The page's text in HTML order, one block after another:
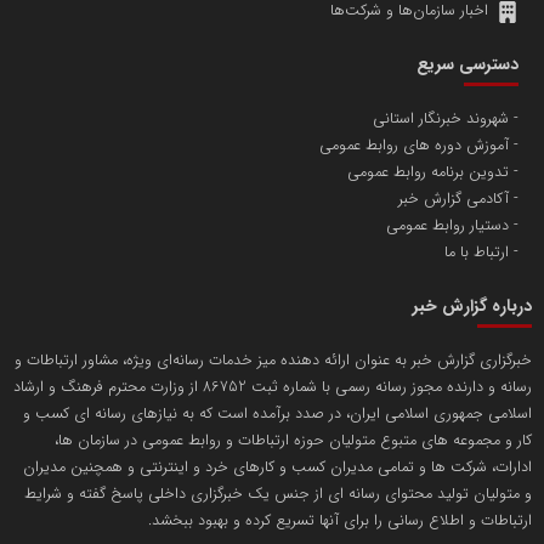
پایگاه اطلاع رسانی اعتلای نهادهای مردمی
پایگاه اطلاع رسانی دریا و نفت
تامین آهن اسفنجی تولیدکنندگان فولاد در کشور
تریبون
انتشار گسترده محتوا در رسانه گزارش خبر
مسعودصادقی
محمدعلی کرمعلی
اخبار سازمان‌ها و شرکت‌ها
دسترسی سریع
شهروند خبرنگار استانی
آموزش دوره های روابط عمومی
تدوین برنامه روابط عمومی
آکادمی گزارش خبر
دستیار روابط عمومی
ارتباط با ما
درباره گزارش خبر
خبرگزاری گزارش خبر به عنوان ارائه دهنده میز خدمات رسانه‌ای ویژه، مشاور ارتباطات و
رسانه و دارنده مجوز رسانه رسمی با شماره ثبت 86752 از وزارت محترم فرهنگ و ارشاد
اسلامی جمهوری اسلامی ایران، در صدد برآمده است که به نیازهای رسانه ای کسب و
کار و مجموعه های متبوع متولیان حوزه ارتباطات و روابط عمومی در سازمان ها،
ادارات، شرکت ها و تمامی مدیران کسب و کارهای خرد و اینترنتی و همچنین مدیران
و متولیان تولید محتوای رسانه ای از جنس یک خبرگزاری داخلی پاسخ گفته و شرایط
ارتباطات و اطلاع رسانی را برای آنها تسریع کرده و بهبود ببخشد.